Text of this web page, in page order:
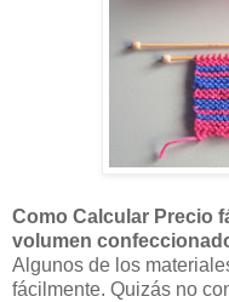
Como Calcular Precio
volumen
Algunos de los
fácilmente. Quizás no